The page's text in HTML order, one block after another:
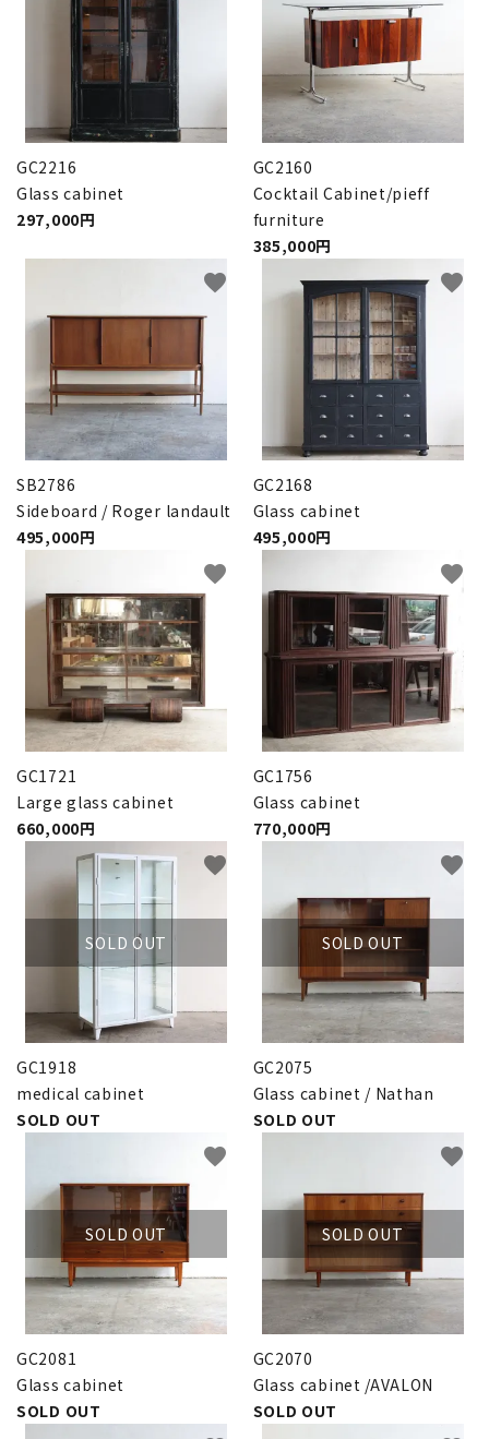
GC2216
Glass cabinet
297,000円
GC2160
Cocktail Cabinet/pieff
furniture
385,000円
SB2786
Sideboard / Roger landault
495,000円
favorite
GC2168
Glass cabinet
495,000円
favorite
GC1721
Large glass cabinet
660,000円
favorite
GC1756
Glass cabinet
770,000円
favorite
SOLD OUT
GC1918
medical cabinet
SOLD OUT
favorite
SOLD OUT
GC2075
Glass cabinet / Nathan
SOLD OUT
favorite
SOLD OUT
GC2081
Glass cabinet
SOLD OUT
favorite
SOLD OUT
GC2070
Glass cabinet /AVALON
SOLD OUT
favorite